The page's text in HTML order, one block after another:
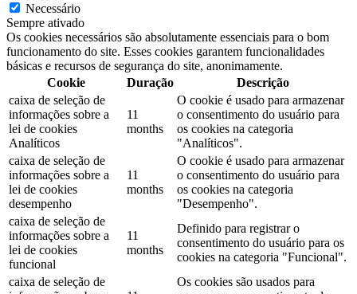
Necessário
Sempre ativado
Os cookies necessários são absolutamente essenciais para o bom
funcionamento do site. Esses cookies garantem funcionalidades
básicas e recursos de segurança do site, anonimamente.
Cookie
Duração
Descrição
caixa de seleção de
informações sobre a
lei de cookies
Analíticos
11
months
O cookie é usado para armazenar
o consentimento do usuário para
os cookies na categoria
"Analíticos".
caixa de seleção de
informações sobre a
lei de cookies
desempenho
11
months
O cookie é usado para armazenar
o consentimento do usuário para
os cookies na categoria
"Desempenho".
caixa de seleção de
informações sobre a
lei de cookies
funcional
11
months
Definido para registrar o
consentimento do usuário para os
cookies na categoria "Funcional".
caixa de seleção de
Os cookies são usados ​​para